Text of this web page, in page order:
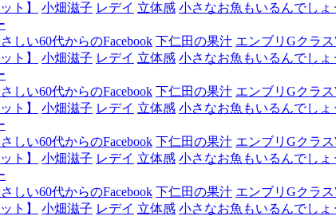
ト】
小畑滋子 レデイ 立体感 小さなお魚もいるんでしょ
しい60代からのFacebook 下仁田の果汁 エンブリGクラ
ト】
小畑滋子 レデイ 立体感 小さなお魚もいるんでしょ
しい60代からのFacebook 下仁田の果汁 エンブリGクラ
ト】
小畑滋子 レデイ 立体感 小さなお魚もいるんでしょ
しい60代からのFacebook 下仁田の果汁 エンブリGクラ
ト】
小畑滋子 レデイ 立体感 小さなお魚もいるんでしょ
しい60代からのFacebook 下仁田の果汁 エンブリGクラ
ト】
小畑滋子 レデイ 立体感 小さなお魚もいるんでしょ